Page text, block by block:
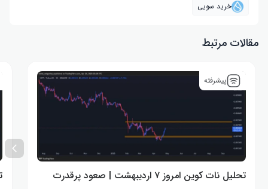
خرید سویی
مقالات مرتبط
پیشرفته
تحلیل نات کوین امروز ۷ اردیبهشت | صعود پرقدرت